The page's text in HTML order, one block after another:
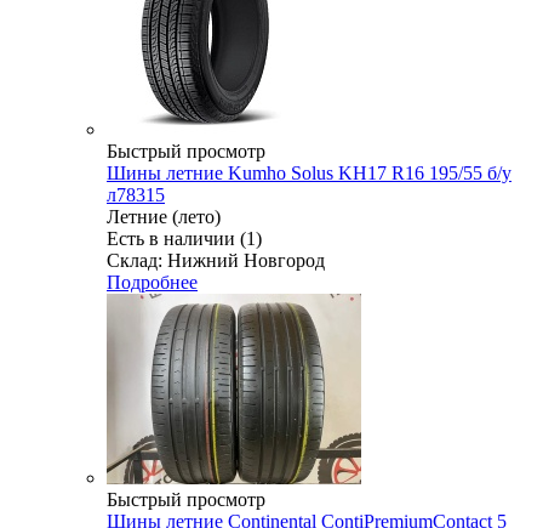
Быстрый просмотр
Шины летние Kumho Solus KH17 R16 195/55 б/у
л78315
Летние (лето)
Есть в наличии (1)
Склад: Нижний Новгород
Подробнее
Быстрый просмотр
Шины летние Continental ContiPremiumContact 5